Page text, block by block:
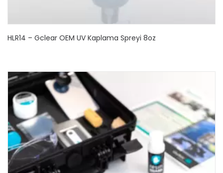
HLR14 – Gclear OEM UV Kaplama Spreyi 8oz